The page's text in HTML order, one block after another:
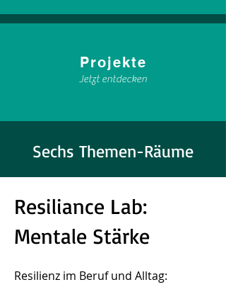
Projekte
Jetzt entdecken
Sechs Themen-Räume
Resiliance Lab:
Mentale Stärke
Resilienz im Beruf und Alltag: